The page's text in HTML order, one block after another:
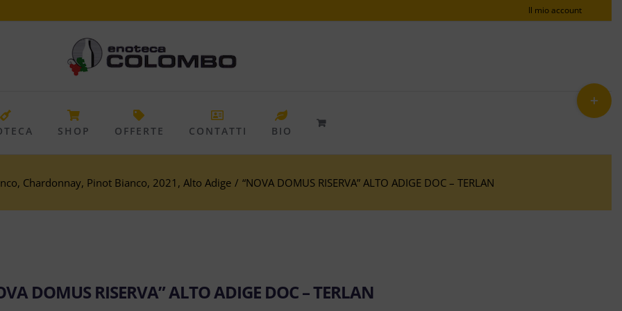
Il mio account
SHOP OFFERTE CONTATTI BIO
, Chardonnay, Pinot Bianco, 2021 , Alto Adige / “NOVA DOMUS RISERVA” ALTO ADIGE DOC – TERLAN
DOMUS RISERVA” ALTO ADIGE DOC – TERLAN
Toggle
area